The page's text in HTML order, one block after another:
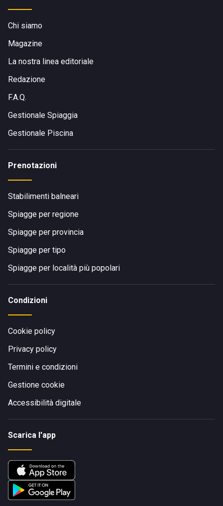
Chi siamo
Magazine
La nostra linea editoriale
Redazione
F.A.Q.
Gestionale Spiaggia
Gestionale Piscina
Prenotazioni
Stabilimenti balneari
Spiagge per regione
Spiagge per provincia
Spiagge per tipo
Spiagge per località più popolari
Condizioni
Cookie policy
Privacy policy
Termini e condizioni
Gestione cookie
Accessibilità digitale
Scarica l'app